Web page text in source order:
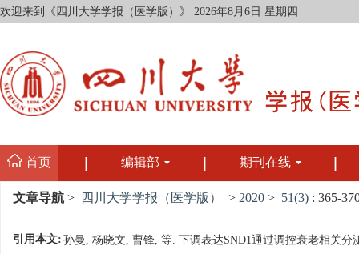
欢迎来到《四川大学学报（医学版）》 2026年8月6日 星期四
首页 编辑部 期刊在线
文章导航 > 四川大学学报（医学版） > 2020 > 51(3) : 365-
引用本文:孙曼, 杨晓文, 曹锋, 等. 下调表达SND1通过调控衰老相关